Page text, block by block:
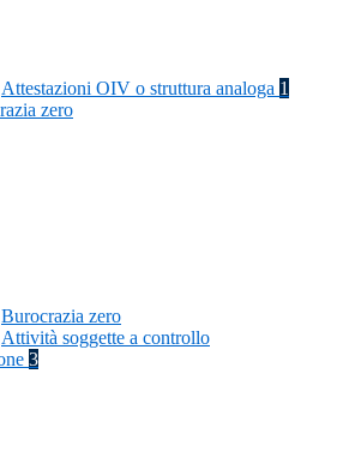
Attestazioni OIV o struttura analoga 1
zero
Burocrazia zero
Attività soggette a controllo
3